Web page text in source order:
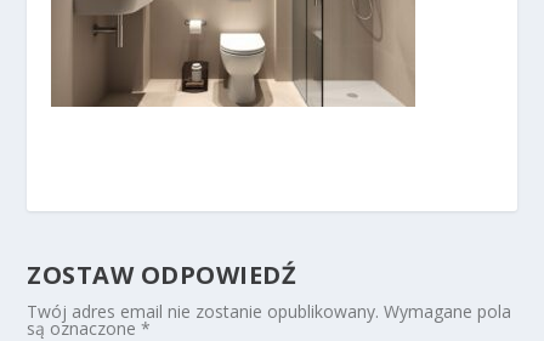
ZOSTAW ODPOWIEDŹ
Twój adres email nie zostanie opublikowany. Wymagane pola
są oznaczone*